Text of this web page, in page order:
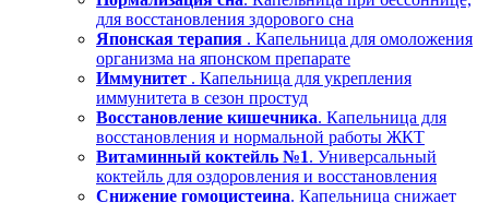
для восстановления здорового сна
Японская терапия . Капельница для омоложения
организма на японском препарате
Иммунитет . Капельница для укрепления
иммунитета в сезон простуд
Восстановление кишечника. Капельница для
восстановления и нормальной работы ЖКТ
Витаминный коктейль №1. Универсальный
коктейль для оздоровления и восстановления
Снижение гомоцистеина. Капельница снижает